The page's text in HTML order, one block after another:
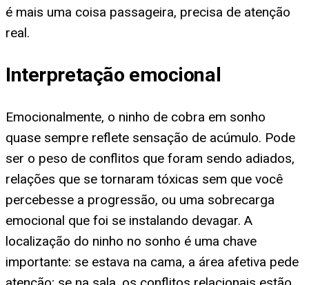
é mais uma coisa passageira, precisa de atenção
real.
Interpretação emocional
Emocionalmente, o ninho de cobra em sonho
quase sempre reflete sensação de acúmulo. Pode
ser o peso de conflitos que foram sendo adiados,
relações que se tornaram tóxicas sem que você
percebesse a progressão, ou uma sobrecarga
emocional que foi se instalando devagar. A
localização do ninho no sonho é uma chave
importante: se estava na cama, a área afetiva pede